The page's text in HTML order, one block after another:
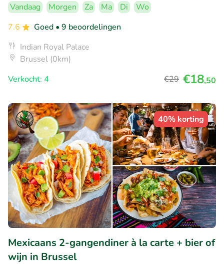
Vandaag Morgen Za Ma Di
Wo
7.6
Goed • 9 beoordelingen
Indian Royal Palace
Brussel (0km)
Verkocht: 4
€29 €18,50
40% korting
Mexicaans 2-gangendiner à la carte + bier of
wijn in Brussel